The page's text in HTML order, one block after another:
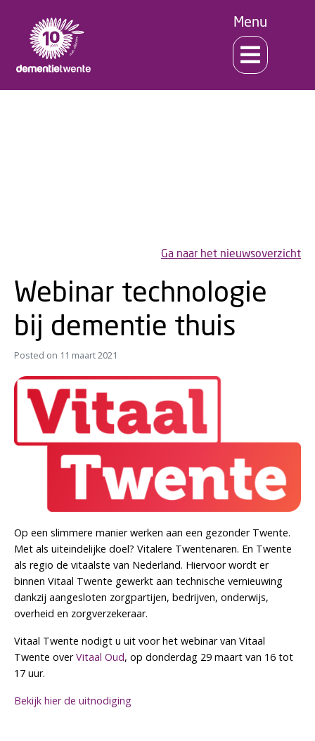
Menu
Ga naar het nieuwsoverzicht
Webinar technologie
bij dementie thuis
Posted on 11 maart 2021
Op een slimmere manier werken aan een gezonder Twente.
Met als uiteindelijke doel? Vitalere Twentenaren. En Twente
als regio de vitaalste van Nederland. Hiervoor wordt er
binnen Vitaal Twente gewerkt aan technische vernieuwing
dankzij aangesloten zorgpartijen, bedrijven, onderwijs,
overheid en zorgverzekeraar.
Vitaal Twente nodigt u uit voor het webinar van Vitaal
Twente overVitaal Oud, op donderdag 29 maart van 16 tot
17 uur.
Bekijk hier de uitnodiging